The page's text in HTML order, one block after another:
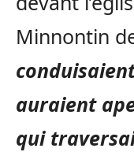
Minnontin
auraient
qui